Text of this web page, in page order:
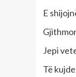
E
Jepi
Të